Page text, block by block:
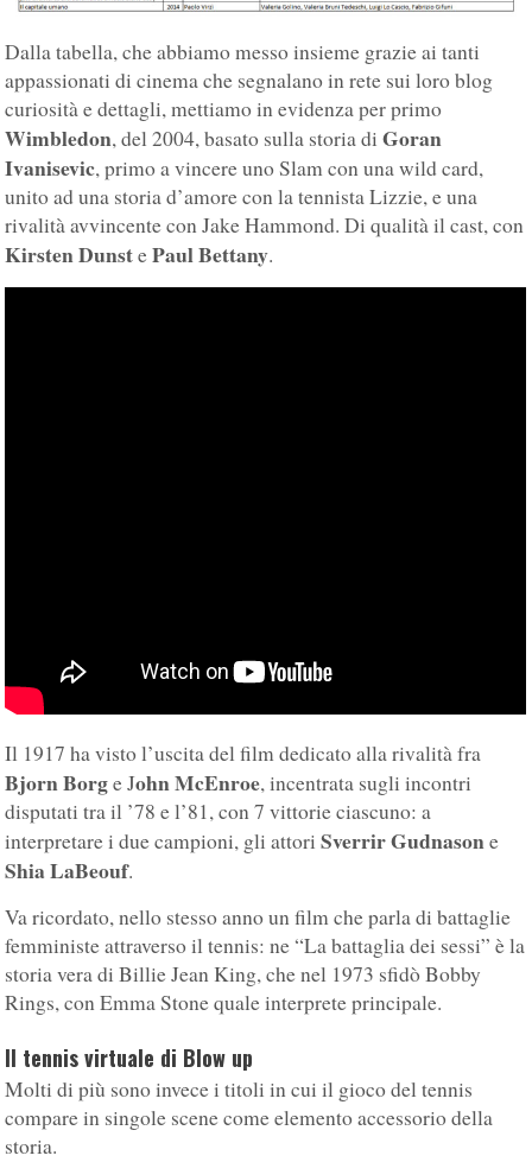
Dalla tabella, che abbiamo messo insieme grazie ai tanti
appassionati di cinema che segnalano in rete sui loro blog
curiosità e dettagli, mettiamo in evidenza per primo
Wimbledon, del 2004, basato sulla storia di Goran
Ivanisevic, primo a vincere uno Slam con una wild card,
unito ad una storia d’amore con la tennista Lizzie, e una
rivalità avvincente con Jake Hammond. Di qualità il cast, con
Kirsten DunstePaul Bettany.
Il 1917 ha visto l’uscita del film dedicato alla rivalità fra
Bjorn Borge John McEnroe, incentrata sugli incontri
disputati tra il ’78 e l’81, con 7 vittorie ciascuno: a
interpretare i due campioni, gli attoriSverrir Gudnasone
Shia LaBeouf.
Va ricordato, nello stesso anno un film che parla di battaglie
femministe attraverso il tennis: ne “La battaglia dei sessi” è la
storia vera di Billie Jean King, che nel 1973 sfidò Bobby
Rings, con Emma Stone quale interprete principale.
Il tennis virtuale di Blow up
Molti di più sono invece i titoli in cui il gioco del tennis
compare in singole scene come elemento accessorio della
storia.